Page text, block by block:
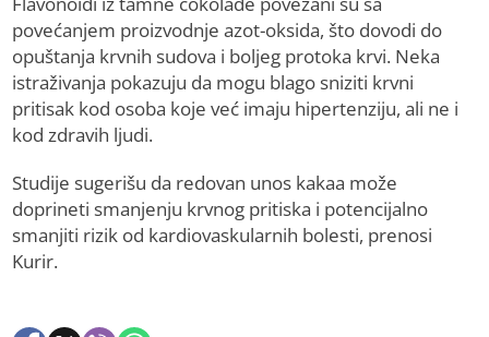
povećanjem proizvodnje azot-oksida, što dovodi do
opuštanja krvnih sudova i boljeg protoka krvi. Neka
istraživanja pokazuju da mogu blago sniziti krvni
pritisak kod osoba koje već imaju hipertenziju, ali ne i
kod zdravih ljudi.
Studije sugerišu da redovan unos kakaa može
doprineti smanjenju krvnog pritiska i potencijalno
smanjiti rizik od kardiovaskularnih bolesti, prenosi
Kurir.